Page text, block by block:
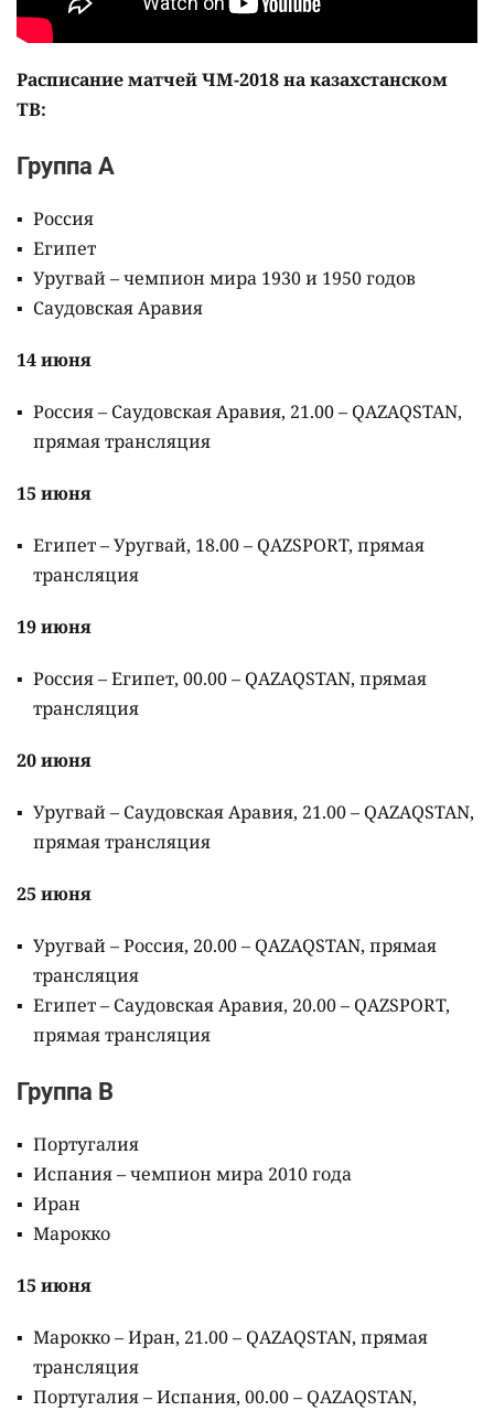
Расписание матчей ЧМ-2018 на казахстанском
ТВ:
Группа A
Россия
Египет
Уругвай – чемпион мира 1930 и 1950 годов
Саудовская Аравия
14 июня
Россия – Саудовская Аравия, 21.00 – QAZAQSTAN,
прямая трансляция
15 июня
Египет – Уругвай, 18.00 – QAZSPORT, прямая
трансляция
19 июня
Россия – Египет, 00.00 – QAZAQSTAN, прямая
трансляция
20 июня
Уругвай – Саудовская Аравия, 21.00 – QAZAQSTAN,
прямая трансляция
25 июня
Уругвай – Россия, 20.00 – QAZAQSTAN, прямая
трансляция
Египет – Саудовская Аравия, 20.00 – QAZSPORT,
прямая трансляция
Группа B
Португалия
Испания – чемпион мира 2010 года
Иран
Марокко
15 июня
Марокко – Иран, 21.00 – QAZAQSTAN, прямая
трансляция
Португалия – Испания, 00.00 – QAZAQSTAN,